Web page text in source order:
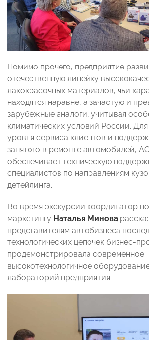
Помимо прочего, предприятие
отечественную линейку
лакокрасочных материалов, чьи
находятся наравне, а зачастую и
зарубежные аналоги, учитывая
климатических условий России.
уровня сервиса клиентов и
занятого в ремонте автомобилей,
обеспечивает техническую
специалистов по направлениям
детейлинга.
Во время экскурсии координатор
маркетингу Наталья Минова
представителям автобизнеса
технологических цепочек бизнес-
продемонстрировала современное
высокотехнологичное
лабораторий предприятия.